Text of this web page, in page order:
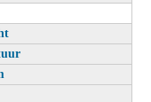
kõigile,